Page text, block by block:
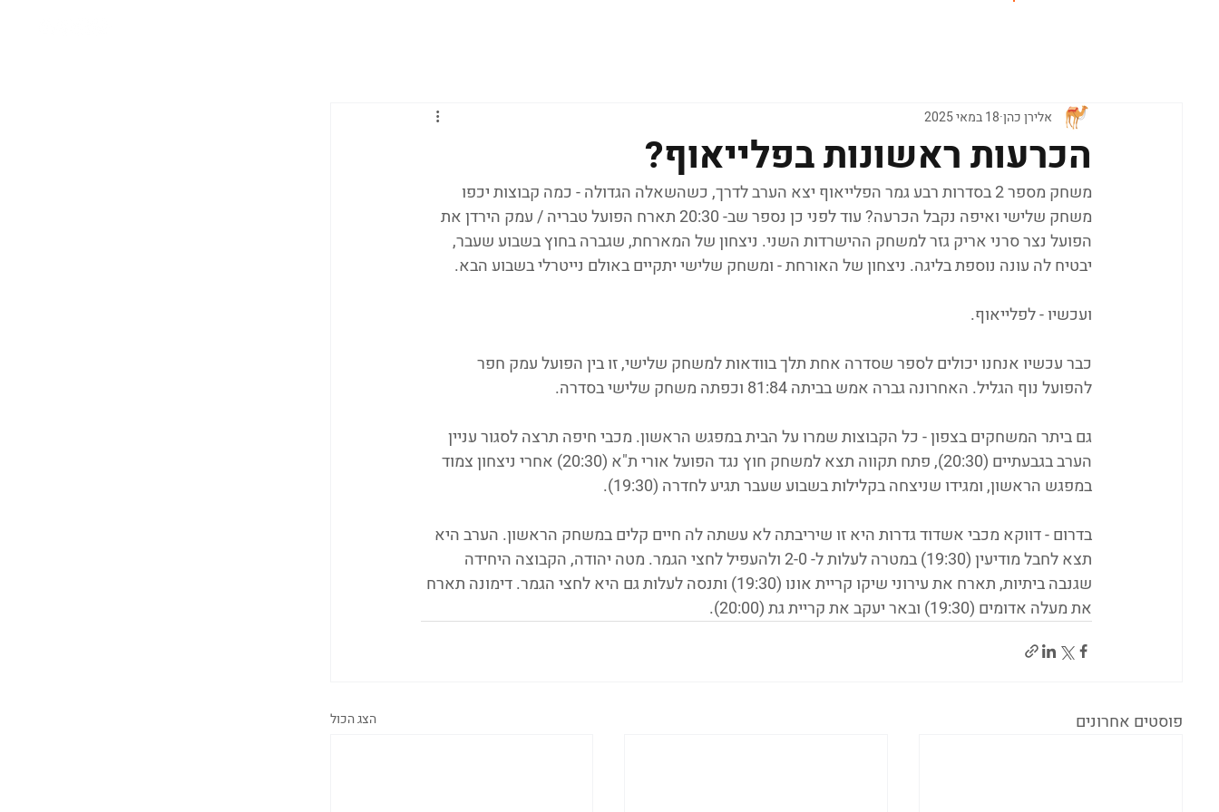
הכרעות ראשונות בפלייאוף?
אלירן כהן 18 במאי 2025
משחק מספר 2 בסדרות רבע גמר הפלייאוף יצא הערב לדרך, כשהשאלה הגדולה - כמה קבוצות יכפו
משחק שלישי ואיפה נקבל הכרעה? עוד לפני כן נספר שב- 20:30 תארח הפועל טבריה / עמק הירדן את
הפועל נצר סרני אריק גזר למשחק ההישרדות השני. ניצחון של המארחת, שגברה בחוץ בשבוע שעבר,
יבטיח לה עונה נוספת בליגה. ניצחון של האורחת - ומשחק שלישי יתקיים באולם נייטרלי בשבוע הבא.
ועכשיו - לפלייאוף.
כבר עכשיו אנחנו יכולים לספר שסדרה אחת תלך בוודאות למשחק שלישי, זו בין הפועל עמק חפר
להפועל נוף הגליל. האחרונה גברה אמש בביתה 81:84 וכפתה משחק שלישי בסדרה.
גם ביתר המשחקים בצפון - כל הקבוצות שמרו על הבית במפגש הראשון. מכבי חיפה תרצה לסגור עניין
הערב בגבעתיים (20:30), פתח תקווה תצא למשחק חוץ נגד הפועל אורי ת"א (20:30) אחרי ניצחון צמוד
במפגש הראשון, ומגידו שניצחה בקלילות בשבוע שעבר תגיע לחדרה (19:30).
בדרום - דווקא מכבי אשדוד גדרות היא זו שיריבתה לא עשתה לה חיים קלים במשחק הראשון. הערב היא
תצא לחבל מודיעין (19:30) במטרה לעלות ל- 2-0 ולהעפיל לחצי הגמר. מטה יהודה, הקבוצה היחידה
שגנבה ביתיות, תארח את עירוני שיקו קריית אונו (19:30) ותנסה לעלות גם היא לחצי הגמר. דימונה תארח
את מעלה אדומים (19:30) ובאר יעקב את קריית גת (20:00).
פוסטים אחרונים הצג הכול